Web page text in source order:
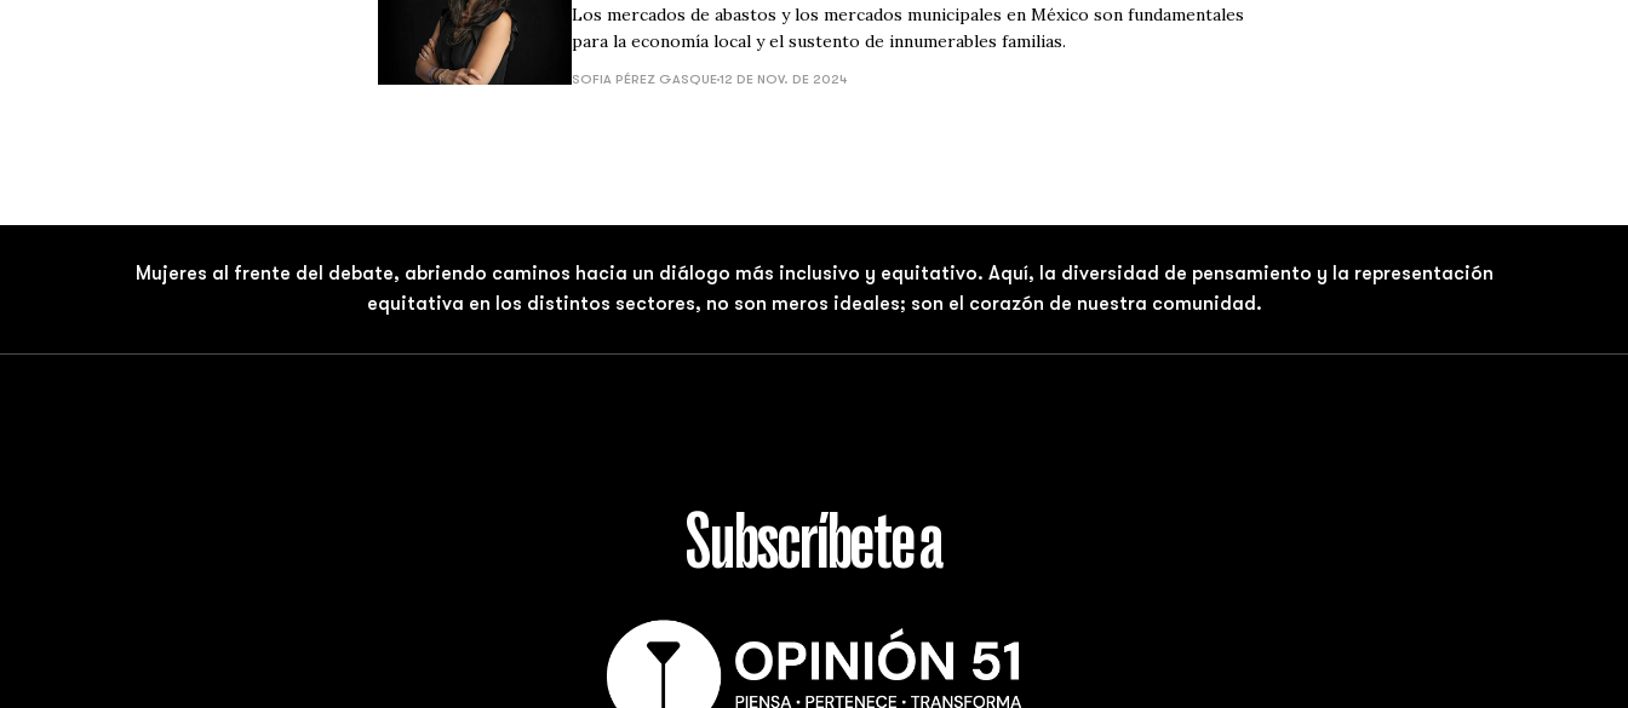
Los mercados de abastos y los mercados municipales en México son fundamentales
para la economía local y el sustento de innumerables familias.
SOFIA PÉREZ GASQUE 12 DE NOV. DE 2024
Mujeres al frente del debate, abriendo caminos hacia un diálogo más inclusivo y equitativo. Aquí, la diversidad de pensamiento y la representación
equitativa en los distintos sectores, no son meros ideales; son el corazón de nuestra comunidad.
Subscríbete a